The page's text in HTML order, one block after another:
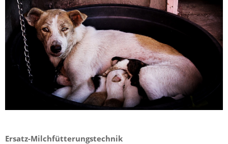
Ersatz-Milchfütterungstechnik